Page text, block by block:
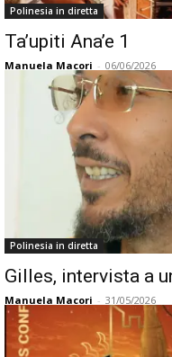
Polinesia in diretta
Ta’upiti Ana’e 1
Manuela Macori - 06/06/2026
Polinesia in diretta
Gilles, intervista a
Manuela Macori - 31/05/2026